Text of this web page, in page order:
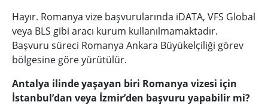
Hayır. Romanya vize başvurularında iDATA, VFS Global
veya BLS gibi aracı kurum kullanılmamaktadır.
Başvuru süreci Romanya Ankara Büyükelçiliği görev
bölgesine göre yürütülür.
Antalya ilinde yaşayan biri Romanya vizesi için
İstanbul’dan veya İzmir’den başvuru yapabilir mi?